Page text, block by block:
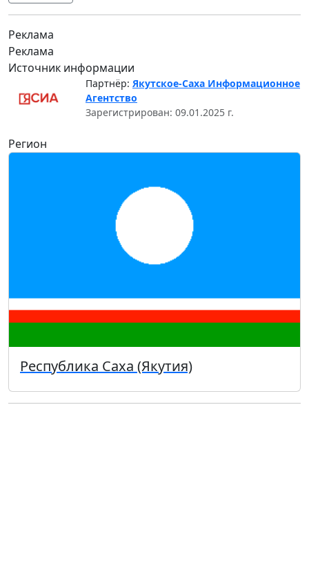
Реклама
Реклама
Источник информации
Партнёр: Якутское-Саха Информационное
Агентство
Зарегистрирован: 09.01.2025 г.
Регион
Республика Саха (Якутия)